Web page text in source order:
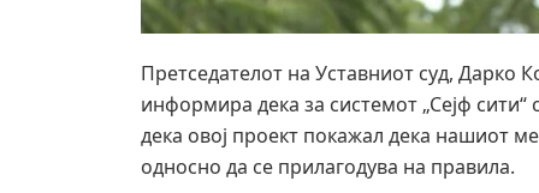
Претседателот на Уставниот суд, Дарко
информира дека за системот „Сејф
дека овој проект покажал дека нашиот
односно да се прилагодува на правила.